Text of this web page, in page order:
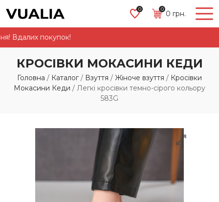
0 0
0 грн.
покупок!
КРОСІВКИ МОКАСИНИ КЕДИ
Головна / Каталог / Взуття / Жіноче взуття / Кросівки
Мокасини Кеди / Легкі кросівки темно-сірого кольору
583G